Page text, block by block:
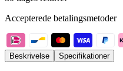
Accepterede betalingsmetoder
Beskrivelse Specifikationer